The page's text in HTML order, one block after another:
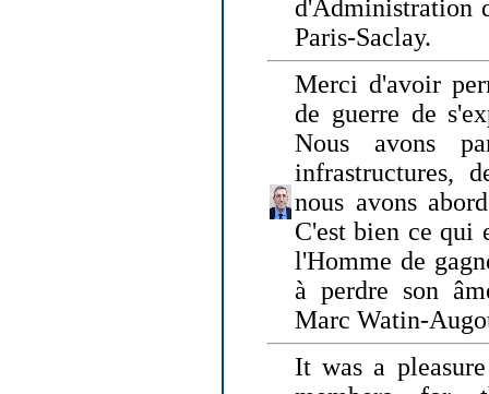
d'Administration
Paris-Saclay.
Merci d'avoir
de guerre de
Nous avons
infrastructures,
nous avons
C'est bien ce qui
l'Homme de
à perdre son
Marc Watin-
It was a